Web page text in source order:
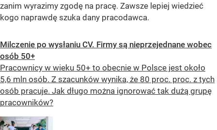
zanim wyrazimy zgodę na pracę. Zawsze lepiej wiedzieć
kogo naprawdę szuka dany pracodawca.
Milczenie po wysłaniu CV. Firmy są nieprzejednane wobec
osób 50+
Pracownicy w wieku 50+ to obecnie w Polsce jest około
5,6 mln osób. Z szacunków wynika, że 80 proc. proc. z tych
osób pracuje. Jak długo można ignorować tak dużą grupę
pracowników?